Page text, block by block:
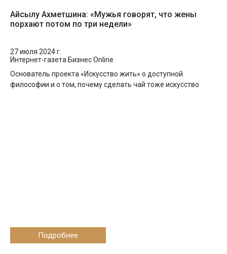
Айсылу Ахметшина: «Мужья говорят, что жены
порхают потом по три недели»
27 июля 2024 г.
Интернет-газета Бизнес Online
Основатель проекта «Искусство жить» о доступной
философии и о том, почему сделать чай тоже искусство
Подробнее